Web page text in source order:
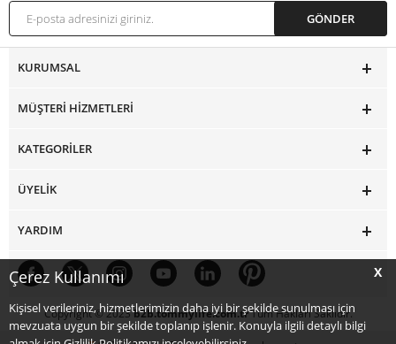
X
Çerez Kullanımı
Kişisel verileriniz, hizmetlerimizin daha iyi bir şekilde sunulması için
mevzuata uygun bir şekilde toplanıp işlenir. Konuyla ilgili detaylı bilgi
KURUMSAL
MÜŞTERI HIZMETLERI
KATEGORILER
ÜYELIK
YARDIM
Copyright © 2023b2b.tommylife.com.trTüm Hakları Saklıdır.